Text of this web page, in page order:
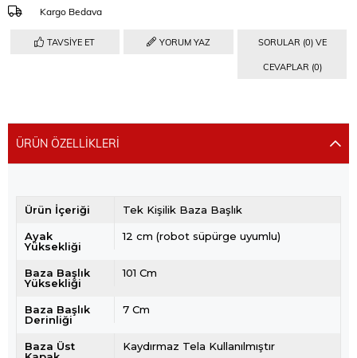
Kargo Bedava
TAVSIYE ET YORUM YAZ SORULAR (0) VE
CEVAPLAR (0)
ÜRÜN ÖZELLIKLERI
Ürün İçeriği Tek Kişilik Baza Başlık
Ayak
Yüksekliği
12 cm (robot süpürge uyumlu)
Baza Başlık
Yüksekliği
101 Cm
Baza Başlık
Derinliği
7 Cm
Baza Üst
Kaydırmaz Tela Kullanılmıştır